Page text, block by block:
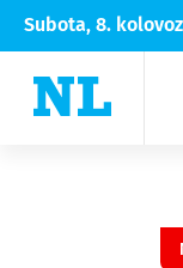
Subota, 8.